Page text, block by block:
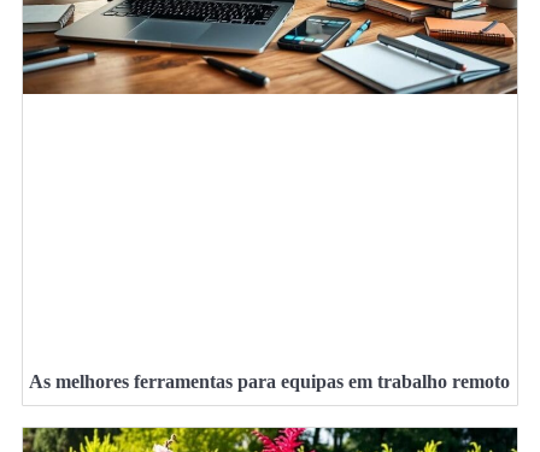
As melhores ferramentas para equipas em trabalho remoto